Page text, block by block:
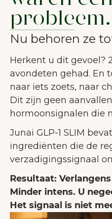
probleem.
Nu behoren ze
Herkent u dit gevoel?
avondeten gehad. En
naar iets zoets, naar
Dit zijn geen
hormoonsignalen die
Junai GLP-1 SLIM
ingrediënten die de
verzadigingssignaal
Resultaat:
Minder intens. U
Het signaal is niet
Meer
Alles
Alleen